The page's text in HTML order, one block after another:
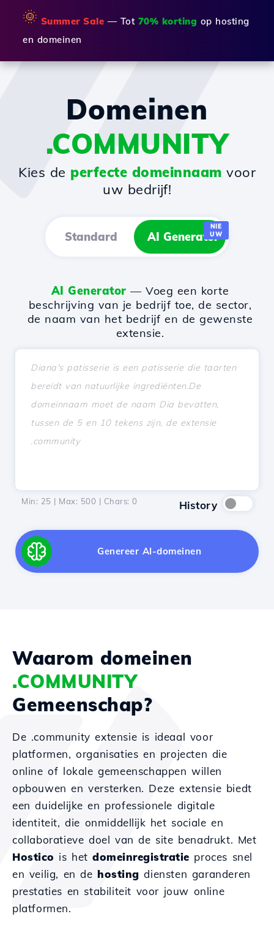
🌞 Summer Sale — Tot 70% korting op hosting
en domeinen
Domeinen
.COMMUNITY
Kies de perfecte domeinnaam voor
uw bedrijf!
Standard AI Generator
NIE
UW
AI Generator — Voeg een korte
beschrijving van je bedrijf toe, de sector,
de naam van het bedrijf en de gewenste
extensie.
Min: 25 | Max: 500 | Chars: 0 History
Genereer AI-domeinen
Waarom domeinen
.COMMUNITY
Gemeenschap?
De .community extensie is ideaal voor
platformen, organisaties en projecten die
online of lokale gemeenschappen willen
opbouwen en versterken. Deze extensie biedt
een duidelijke en professionele digitale
identiteit, die onmiddellijk het sociale en
collaboratieve doel van de site benadrukt. Met
Hostico is hetdomeinregistratie proces snel
en veilig, en de hosting diensten garanderen
prestaties en stabiliteit voor jouw online
platformen.